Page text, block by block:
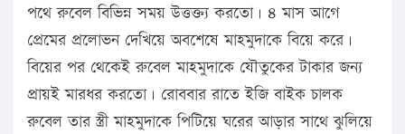
পথে রুবেল বিভিন্ন সময় উত্তক্ত্য করতো। ৪ মাস আগে
প্রেমের প্রলোভন দেখিয়ে অবশেষে মাহমুদাকে বিয়ে করে।
বিয়ের পর থেকেই রুবেল মাহমুদাকে যৌতুকের টাকার জন্য
প্রায়ই মারধর করতো। রোববার রাতে ইজি বাইক চালক
রুবেল তার স্ত্রী মাহমুদাকে পিটিয়ে ঘরের আড়ার সাথে ঝুলিয়ে